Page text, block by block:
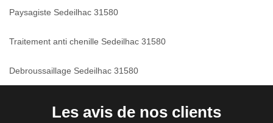
Paysagiste Sedeilhac 31580
Traitement anti chenille Sedeilhac 31580
Debroussaillage Sedeilhac 31580
Les avis de nos clients